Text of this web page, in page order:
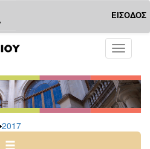
ΕΙΣΟΔΟΣ
Toggle
2017